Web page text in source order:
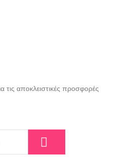
τις αποκλειστικές προσφορές